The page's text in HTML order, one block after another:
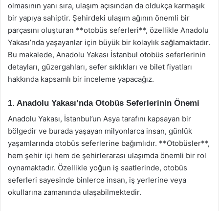
olmasının yanı sıra, ulaşım açısından da oldukça karmaşık
bir yapıya sahiptir. Şehirdeki ulaşım ağının önemli bir
parçasını oluşturan **otobüs seferleri**, özellikle Anadolu
Yakası’nda yaşayanlar için büyük bir kolaylık sağlamaktadır.
Bu makalede, Anadolu Yakası İstanbul otobüs seferlerinin
detayları, güzergahları, sefer sıklıkları ve bilet fiyatları
hakkında kapsamlı bir inceleme yapacağız.
1. Anadolu Yakası’nda Otobüs Seferlerinin Önemi
Anadolu Yakası, İstanbul’un Asya tarafını kapsayan bir
bölgedir ve burada yaşayan milyonlarca insan, günlük
yaşamlarında otobüs seferlerine bağımlıdır. **Otobüsler**,
hem şehir içi hem de şehirlerarası ulaşımda önemli bir rol
oynamaktadır. Özellikle yoğun iş saatlerinde, otobüs
seferleri sayesinde binlerce insan, iş yerlerine veya
okullarına zamanında ulaşabilmektedir.